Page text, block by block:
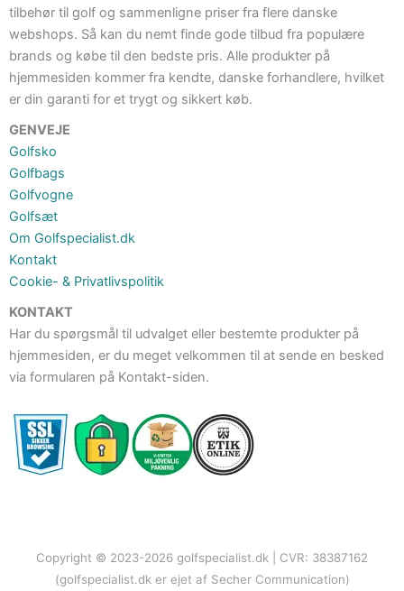
tilbehør til golf og sammenligne priser fra flere danske
webshops. Så kan du nemt finde gode tilbud fra populære
brands og købe til den bedste pris. Alle produkter på
hjemmesiden kommer fra kendte, danske forhandlere, hvilket
er din garanti for et trygt og sikkert køb.
GENVEJE
Golfsko
Golfbags
Golfvogne
Golfsæt
Om Golfspecialist.dk
Kontakt
Cookie- & Privatlivspolitik
KONTAKT
Har du spørgsmål til udvalget eller bestemte produkter på
hjemmesiden, er du meget velkommen til at sende en besked
via formularen på Kontakt-siden.
Copyright © 2023-2026 golfspecialist.dk | CVR: 38387162
(golfspecialist.dk er ejet af Secher Communication)